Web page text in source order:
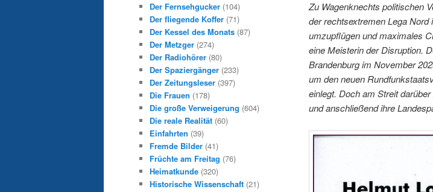
Zu Wagenknechts politischen
der rechtsextremen Lega Nord
umzupflügen und maximales
eine Meisterin der Disruption.
Brandenburg im November
um den neuen
einlegt. Doch am Streit
und anschließend ihre
Der Fernsehgucker (104)
Der fliegende Koffer (71)
Der Kessel des Monats (87)
Der Metzger (274)
Der Radiohörer (80)
Der Spaziergänger (233)
Der Zeitungsleser (397)
Die Frauen (178)
Die große Verweigerung (604)
Die reale Realität (60)
Einfahrten (39)
Fremde Bilder (41)
Früchte am Freitag (76)
Heimatkunde (320)
Historische Wissenschaft (21)